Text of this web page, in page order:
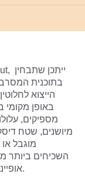
אופייניים בהתאם לפלטפורמה בה אתה משתמש.